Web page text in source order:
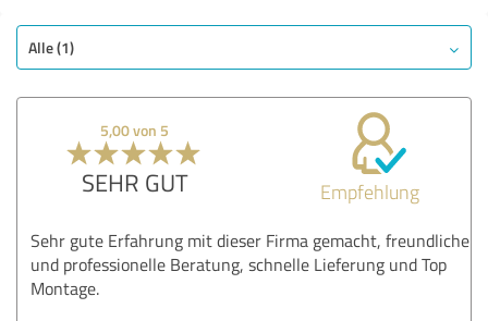
Qualität
Nutzen
Beratung
Alle (1)
5,00 von 5
SEHR GUT Empfehlung
Sehr gute Erfahrung mit dieser Firma gemacht, freundliche
und professionelle Beratung, schnelle Lieferung und Top
Montage.